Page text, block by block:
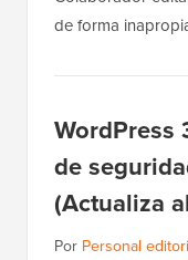
de forma
WordPress
de
(Actualiza
Por Personal